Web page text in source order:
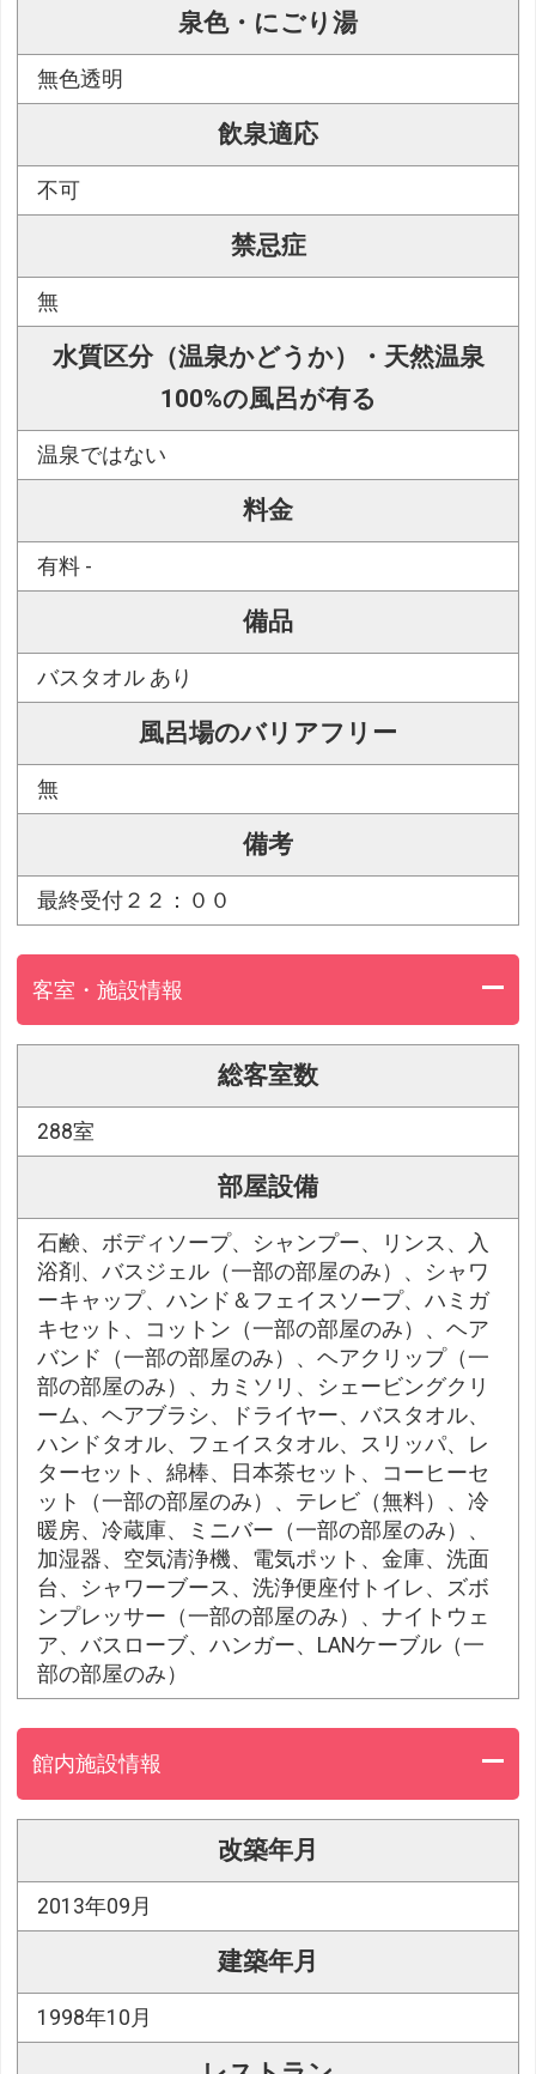
泉色・にごり湯
無色透明
飲泉適応
不可
禁忌症
無
水質区分（温泉かどうか）・天然温泉
100%の風呂が有る
温泉ではない
料金
有料 -
備品
バスタオル あり
風呂場のバリアフリー
無
備考
最終受付２２：００
客室・施設情報
総客室数
288室
部屋設備
石鹸、ボディソープ、シャンプー、リンス、入
浴剤、バスジェル（一部の部屋のみ）、シャワ
ーキャップ、ハンド＆フェイスソープ、ハミガ
キセット、コットン（一部の部屋のみ）、ヘア
バンド（一部の部屋のみ）、ヘアクリップ（一
部の部屋のみ）、カミソリ、シェービングクリ
ーム、ヘアブラシ、ドライヤー、バスタオル、
ハンドタオル、フェイスタオル、スリッパ、レ
ターセット、綿棒、日本茶セット、コーヒーセ
ット（一部の部屋のみ）、テレビ（無料）、冷
暖房、冷蔵庫、ミニバー（一部の部屋のみ）、
加湿器、空気清浄機、電気ポット、金庫、洗面
台、シャワーブース、洗浄便座付トイレ、ズボ
ンプレッサー（一部の部屋のみ）、ナイトウェ
ア、バスローブ、ハンガー、LANケーブル（一
部の部屋のみ）
館内施設情報
改築年月
2013年09月
建築年月
1998年10月